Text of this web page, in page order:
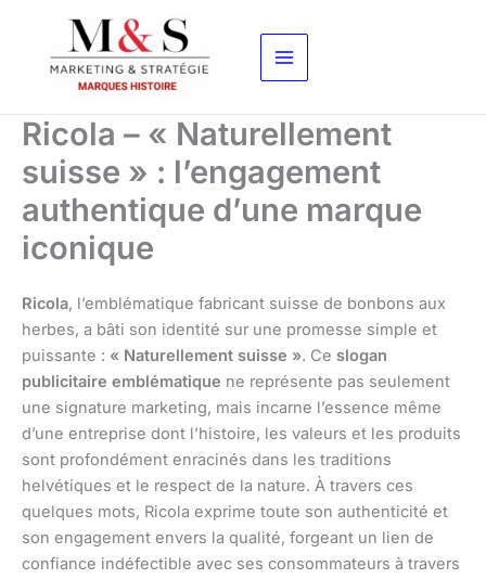
contenu
Ricola – « Naturellement
suisse » : l’engagement
authentique d’une marque
iconique
Ricola, l’emblématique fabricant suisse de bonbons aux
herbes, a bâti son identité sur une promesse simple et
puissante : « Naturellement suisse ». Ce slogan
publicitaire emblématique ne représente pas seulement
une signature marketing, mais incarne l’essence même
d’une entreprise dont l’histoire, les valeurs et les produits
sont profondément enracinés dans les traditions
helvétiques et le respect de la nature. À travers ces
quelques mots, Ricola exprime toute son authenticité et
son engagement envers la qualité, forgeant un lien de
confiance indéfectible avec ses consommateurs à travers